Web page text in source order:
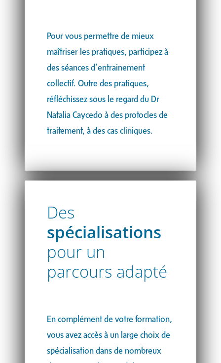
Pour vous permettre de mieux
maîtriser les pratiques, participez à
des séances d’entrainement
collectif. Outre des pratiques,
réfléchissez sous le regard du Dr
Natalia Caycedo à des protocles de
traitement, à des cas cliniques.
Des
spécialisations
pour un
parcours adapté
En complément de votre formation,
vous avez accès à un large choix de
spécialisation dans de nombreux